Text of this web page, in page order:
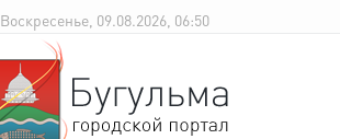
Воскресенье, 09.08.2026, 06:50